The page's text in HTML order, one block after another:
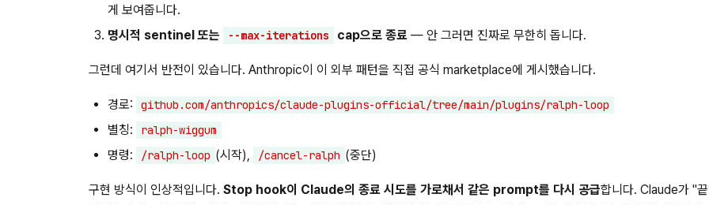
게 보여줍니다.
명시적 sentinel 또는
--max-iterations cap으로 종료 — 안 그러면 진짜로 무한히 돕니다.
그런데 여기서 반전이 있습니다. Anthropic이 이 외부 패턴을 직접 공식 marketplace에 게시했습니다.
경로: github.com/anthropics/claude-plugins-official/tree/main/plugins/ralph-loop
별칭: ralph-wiggum
명령: /ralph-loop (시작), /cancel-ralph (중단)
구현 방식이 인상적입니다. Stop hook이 Claude의 종료 시도를 가로채서 같은 prompt를 다시 공급합니다. Claude가 "